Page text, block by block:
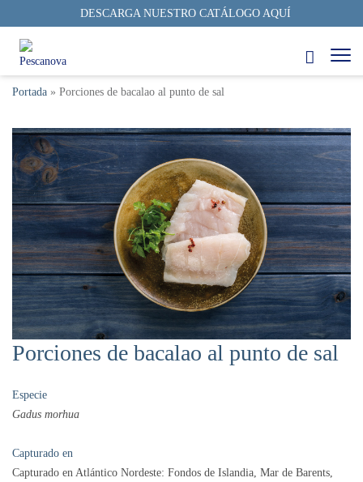
DESCARGA NUESTRO CATÁLOGO AQUÍ
Portada » Porciones de bacalao al punto de sal
Porciones de bacalao al punto de sal
Especie
Gadus morhua
Capturado en
Capturado en Atlántico Nordeste: Fondos de Islandia, Mar de Barents,